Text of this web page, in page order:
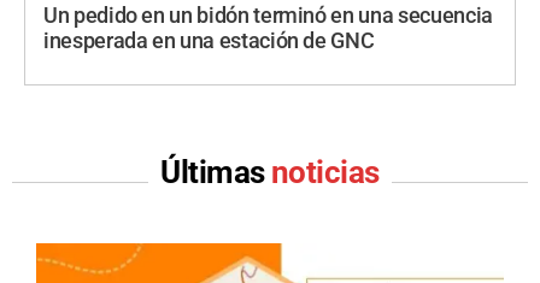
Un pedido en un bidón terminó en una secuencia
inesperada en una estación de GNC
Últimas noticias